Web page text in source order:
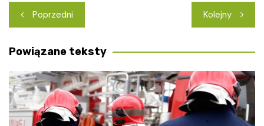
Nawigacja
wpisu
Poprzedni Kolejny
Powiązane teksty